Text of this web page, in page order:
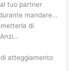
tuo partner
mandare…
di
atteggiamento